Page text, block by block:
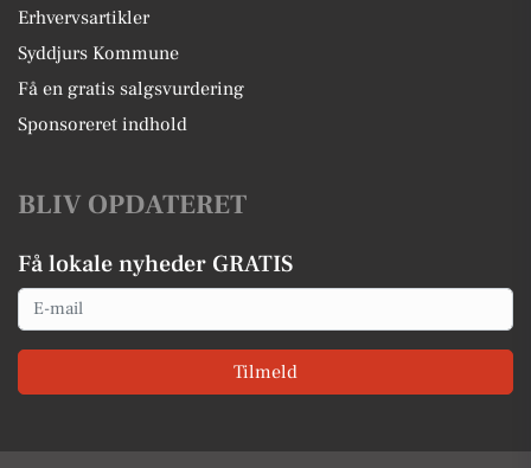
Erhvervsartikler
Syddjurs Kommune
Få en gratis salgsvurdering
Sponsoreret indhold
BLIV OPDATERET
Få lokale nyheder GRATIS
Email
Tilmeld